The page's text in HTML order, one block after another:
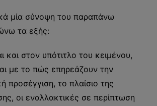
μία σύνοψη του παραπάνω
τα εξής:
και στον υπότιτλο του κειμένου,
με το πώς επηρεάζουν την
προσέγγιση, το πλαίσιο της
οι εναλλακτικές σε περίπτωση